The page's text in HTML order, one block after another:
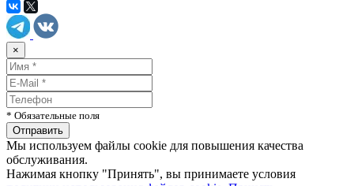
×
* Обязательные поля
Мы используем файлы cookie для повышения качества
обслуживания.
Нажимая кнопку "Принять", вы принимаете условия